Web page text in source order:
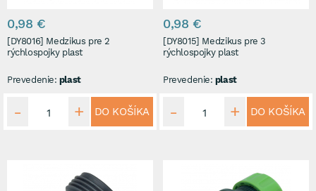
0,98 €
[DY8016] Medzikus pre 2
rýchlospojky plast
Prevedenie: plast
DO KOŠÍKA
0,98 €
[DY8015] Medzikus pre 3
rýchlospojky plast
Prevedenie: plast
DO KOŠÍKA